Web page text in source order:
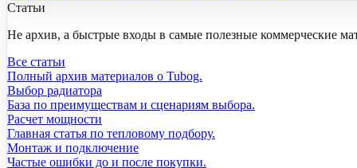
Статьи
Не архив, а быстрые входы в самые полезные коммерческие
Все статьи
Полный архив материалов о Tubog.
Выбор радиатора
База по преимуществам и сценариям выбора.
Расчет мощности
Главная статья по тепловому подбору.
Монтаж и подключение
Частые ошибки до и после покупки.